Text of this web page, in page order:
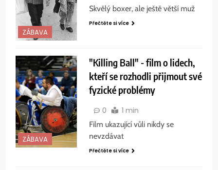
ZÁBAVA
Skvělý boxer, ale ještě větší muž
Přečtěte si více
ZÁBAVA
"Killing Ball" - film o lidech,
kteří se rozhodli přijmout své
fyzické problémy
0 1 min
Film ukazující vůli nikdy se
nevzdávat
Přečtěte si více